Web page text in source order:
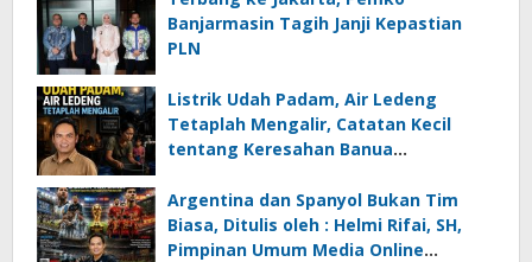
Banjarmasin Tagih Janji Kepastian
PLN
Listrik Udah Padam, Air Ledeng
Tetaplah Mengalir, Catatan Kecil
tentang Keresahan Banua
Ancaman Lingkungan, Oleh : Helmi
Rifai, SH
Argentina dan Spanyol Bukan Tim
Biasa, Ditulis oleh : Helmi Rifai, SH,
Pimpinan Umum Media Online